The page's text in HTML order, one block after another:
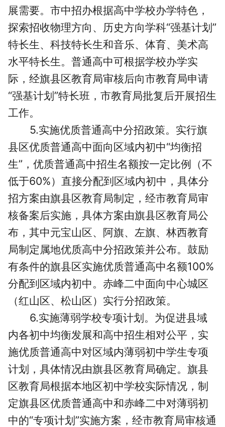
展需要。市中招办根据高中学校办学特色，
探索招收物理方向、历史方向学科“强基计划”
特长生、科技特长生和音乐、体育、美术高
水平特长生。普通高中可根据学校办学实
际，经旗县区教育局审核后向市教育局申请
“强基计划”特长班，市教育局批复后开展招生
工作。
5.实施优质普通高中分招政策。实行旗
县区优质普通高中面向区域内初中“均衡招
生”，优质普通高中招生名额按一定比例（不
低于60%）直接分配到区域内初中，具体分
招方案由旗县区教育局制定，经市教育局审
核备案后实施，具体方案由旗县区教育局公
布，其中元宝山区、阿旗、左旗、林西教育
局制定属地优质高中分招政策并公布。鼓励
有条件的旗县区实施优质普通高中名额100%
分配到区域内初中。赤峰二中面向中心城区
（红山区、松山区）实行分招政策。
6.实施薄弱学校专项计划。为促进县域
内各初中均衡发展和高中招生相对公平，实
施优质普通高中对区域内薄弱初中学生专项
计划，具体情况由旗县区教育局确定。旗县
区教育局根据本地区初中学校实际情况，制
定旗县区优质普通高中和赤峰二中对薄弱初
中的“专项计划”实施方案，经市教育局审核通